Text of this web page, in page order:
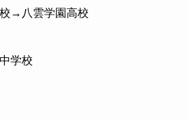
→八雲学園高校
学校